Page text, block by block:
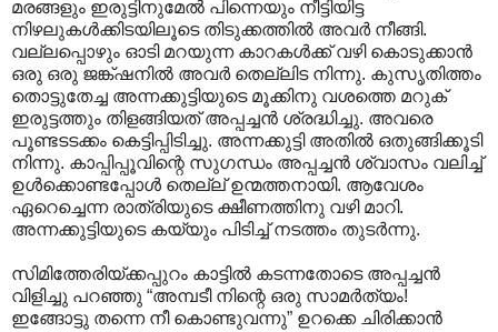
മരങ്ങളും ഇരുട്ടിനുമേൽ പിന്നെയും നീട്ടിയിട്ട
നിഴലുകൾക്കിടയിലൂടെ തിടുക്കത്തിൽ അവർ നീങ്ങി.
വല്ലപ്പൊഴും ഓടി മറയുന്ന കാറകൾക്ക് വഴി കൊടുക്കാൻ
ഒരു ഒരു ജങ്ക്ഷനിൽ അവർ തെല്ലിട നിന്നു. കുസൃതിത്തം
തൊട്ടുതേച്ച അന്നക്കുട്ടിയുടെ മൂക്കിനു വശത്തെ മറുക്
ഇരുട്ടത്തും തിളങ്ങിയത് അപ്പച്ചൻ ശ്രദ്ധിച്ചു. അവരെ
പൂണ്ടടടക്കം കെട്ടിപ്പിടിച്ചു. അന്നക്കുട്ടി അതിൽ ഒതുങ്ങിക്കൂടി
നിന്നു. കാപ്പിപ്പൂവിന്റെ സുഗന്ധം അപ്പച്ചൻ ശ്വാസം വലിച്ച്
ഉൾക്കൊണ്ടപ്പോൾ തെല്ല് ഉന്മത്തനായി. ആവേശം
ഏറെച്ചെന്ന രാത്രിയുടെ ക്ഷീണത്തിനു വഴി മാറി.
അന്നക്കുട്ടിയുടെ കയ്യും പിടിച്ച് നടത്തം തുടർന്നു.
സിമിത്തേരിയ്ക്കപ്പുറം കാട്ടിൽ കടന്നതോടെ അപ്പച്ചൻ
വിളിച്ചു പറഞ്ഞു “അമ്പടീ നിന്റെ ഒരു സാമർത്യം!
ഇങ്ങോട്ടു തന്നെ നീ കൊണ്ടുവന്നു” ഉറക്കെ ചിരിക്കാൻ